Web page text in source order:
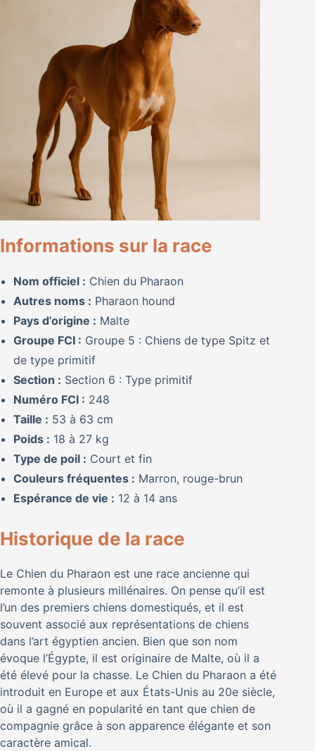
Informations sur la race
Nom officiel : Chien du Pharaon
Autres noms : Pharaon hound
Pays d’origine : Malte
Groupe FCI : Groupe 5 : Chiens de type Spitz et
de type primitif
Section : Section 6 : Type primitif
Numéro FCI : 248
Taille : 53 à 63 cm
Poids : 18 à 27 kg
Type de poil : Court et fin
Couleurs fréquentes : Marron, rouge-brun
Espérance de vie : 12 à 14 ans
Historique de la race
Le Chien du Pharaon est une race ancienne qui
remonte à plusieurs millénaires. On pense qu’il est
l’un des premiers chiens domestiqués, et il est
souvent associé aux représentations de chiens
dans l’art égyptien ancien. Bien que son nom
évoque l’Égypte, il est originaire de Malte, où il a
été élevé pour la chasse. Le Chien du Pharaon a été
introduit en Europe et aux États-Unis au 20e siècle,
où il a gagné en popularité en tant que chien de
compagnie grâce à son apparence élégante et son
caractère amical.